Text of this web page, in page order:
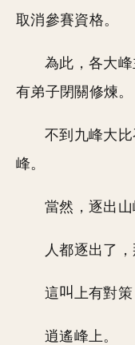
取消參賽資格。
為此，各大
有弟子閉關修煉。
不到九峰大
峰。
當然，逐出山
人都逐出了
這 上有對策
逍遙峰上。